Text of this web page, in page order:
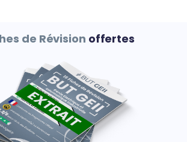
de Révision offertes